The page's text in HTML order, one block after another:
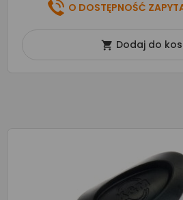
O DOSTĘPNOŚĆ
 Dodaj do